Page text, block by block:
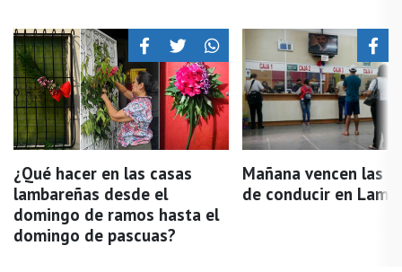
¿Qué hacer en las casas
lambareñas desde el
domingo de ramos hasta el
domingo de pascuas?
Mañana vencen las
de conducir en